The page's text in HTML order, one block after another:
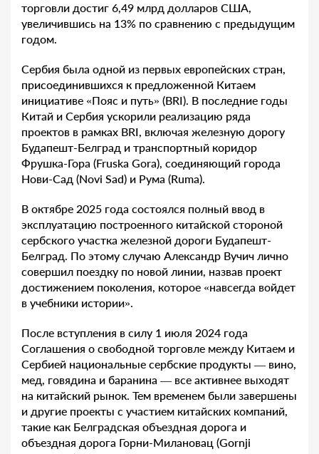
торговли достиг 6,49 млрд долларов США,
увеличившись на 13% по сравнению с предыдущим
годом.
Сербия была одной из первых европейских стран,
присоединившихся к предложенной Китаем
инициативе «Пояс и путь» (BRI). В последние годы
Китай и Сербия ускорили реализацию ряда
проектов в рамках BRI, включая железную дорогу
Будапешт-Белград и транспортный коридор
Фрушка-Гора (Fruska Gora), соединяющий города
Нови-Сад (Novi Sad) и Рума (Ruma).
В октябре 2025 года состоялся полный ввод в
эксплуатацию построенного китайской стороной
сербского участка железной дороги Будапешт-
Белград. По этому случаю Александр Вучич лично
совершил поездку по новой линии, назвав проект
достижением поколения, которое «навсегда войдет
в учебники истории».
После вступления в силу 1 июля 2024 года
Соглашения о свободной торговле между Китаем и
Сербией национальные сербские продукты — вино,
мед, говядина и баранина — все активнее выходят
на китайский рынок. Тем временем были завершены
и другие проекты с участием китайских компаний,
такие как Белградская объездная дорога и
объездная дорога Горни-Милановац (Gornji